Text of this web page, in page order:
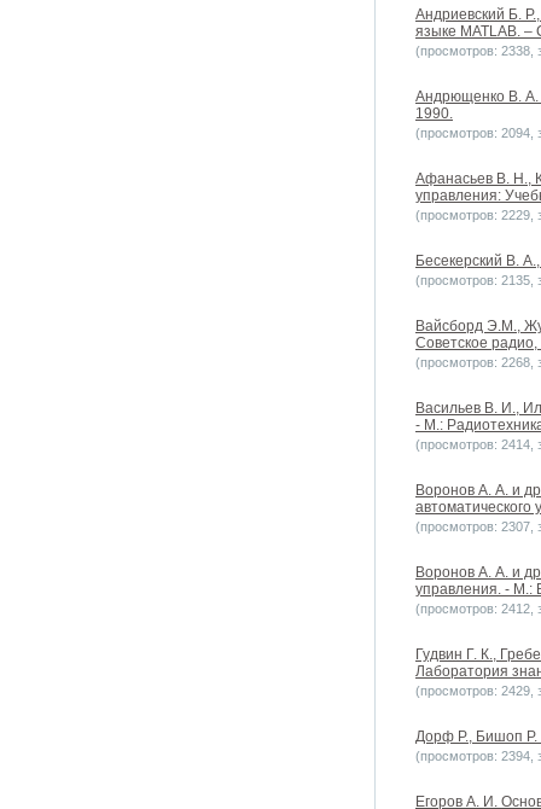
Андриевский Б.
языке MATLAB.
(просмотров: 2338,
Андрющенко В. А.
1990.
(просмотров: 2094,
Афанасьев В. Н.,
управления:
(просмотров: 2229,
Бесекерский В.
(просмотров: 2135,
Вайсборд Э.М.,
Советское
(просмотров: 2268,
Васильев В. И.,
- М.:
(просмотров: 2414,
Воронов А. А. и
(просмотров: 2307,
Воронов А. А. и
управления. - М.:
(просмотров: 2412,
Гудвин Г. К.,
Лаборатория
(просмотров: 2429,
Дорф Р., Бишоп Р.
(просмотров: 2394,
Егоров А. И.